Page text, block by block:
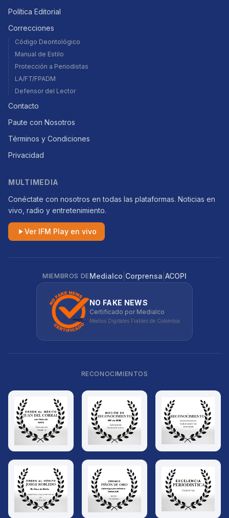
Política Editorial
Correcciones
Código Deontológico
Manual de Estilo
Protección a Periodistas
LA/FT/FPADM
Defensor del Lector
Contacto
Paute con Nosotros
Términos y Condiciones
Privacidad
MULTIMEDIA
Conéctate con nosotros en todas las plataformas. Noticias en
vivo, radio y entretenimiento.
Ver IFM Play en vivo
MIEMBROS DEMedialco Corprensa ACOPI
NO FAKE NEWS
Certificado por Medialco
Medios Digitales Fiables de Colombia
RECONOCIMIENTOS